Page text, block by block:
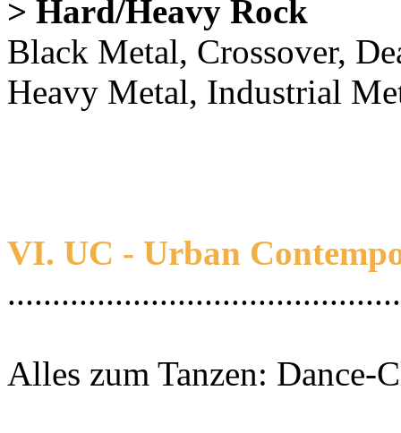
> Hard/Heavy Rock
Black Metal, Crossover,
Heavy Metal, Industrial
VI. UC - Urban
Alles zum Tanzen: Dance-